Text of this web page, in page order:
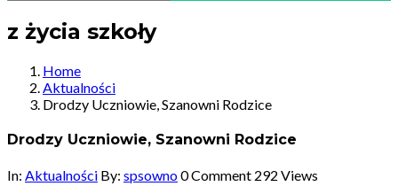
z życia szkoły
Home
Aktualności
Drodzy Uczniowie, Szanowni Rodzice
Drodzy Uczniowie, Szanowni Rodzice
In: Aktualności By: spsowno0 Comment 292 Views